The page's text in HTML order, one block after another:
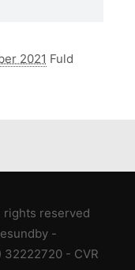
2021 Fuld
reserved
-
32222720 - CVR